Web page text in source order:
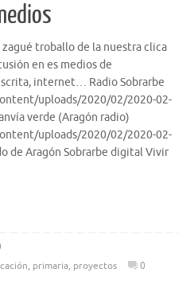
troballo de la nuestra clica
en es medios de
internet… Radio Sobrarbe
uploads/2020/02/2020-02-
verde (Aragón radio)
uploads/2020/02/2020-02-
de Aragón Sobrarbe digital Vivir
, primaria, proyectos 0